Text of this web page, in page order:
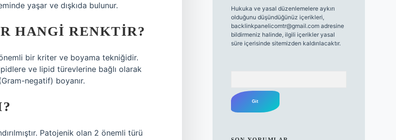
yaşar ve dışkıda bulunur.
HANGI RENKTIR?
bir kriter ve boyama tekniğidir.
ve lipid türevlerine bağlı olarak
negatif) boyanır.
Patojenik olan 2 önemli türü
Hukuka ve yasal düzenlemelere aykırı
olduğunu düşündüğünüz içerikleri,
backlinkpanelicomtr@gmail.comadresine
bildirmeniz halinde, ilgili içerikler yasal
süre içerisinde sitemizden kaldırılacaktır.